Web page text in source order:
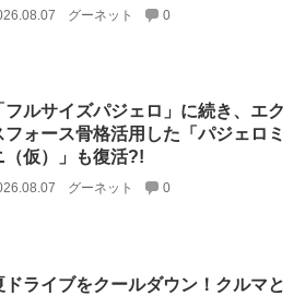
グーネット 0
フルサイズパジェロ」に続き、エク
フォース骨格活用した「パジェロミ
（仮）」も復活?!
グーネット 0
ドライブをクールダウン！クルマと